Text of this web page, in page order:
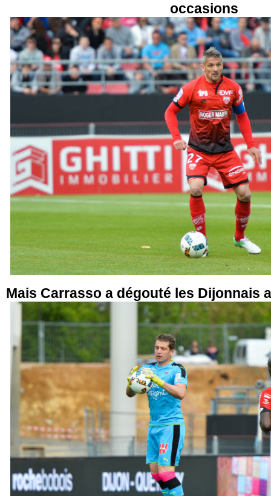
occasions
Mais Carrasso a dégouté les Dijonnais